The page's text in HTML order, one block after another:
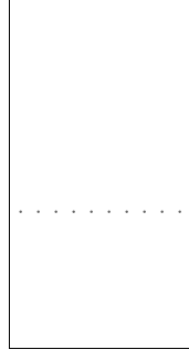
・・・・・・・・・